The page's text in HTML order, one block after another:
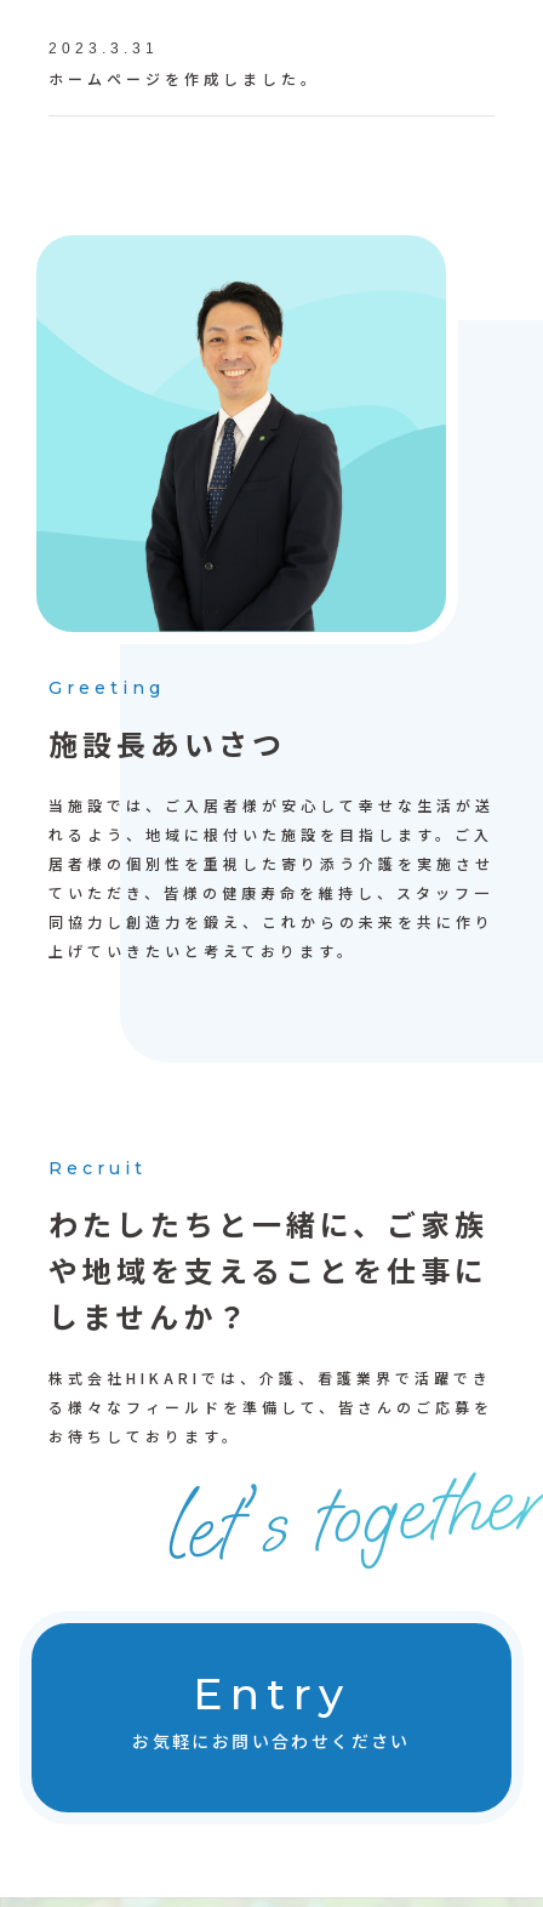
2023.3.31
ホームページを作成しました。
Greeting
施設長あいさつ
当施設では、ご入居者様が安心して幸せな生活が送
れるよう、地域に根付いた施設を目指します。ご入
居者様の個別性を重視した寄り添う介護を実施させ
ていただき、皆様の健康寿命を維持し、スタッフ一
同協力し創造力を鍛え、これからの未来を共に作り
上げていきたいと考えております。
Recruit
わたしたちと一緒に、 ご家族
や地域を支えることを仕事に
しませんか？
株式会社HIKARIでは、介護、看護業界で活躍でき
る様々なフィールドを準備して、皆さんのご応募を
お待ちしております。
let's
Entry
お気軽にお問い合わせください